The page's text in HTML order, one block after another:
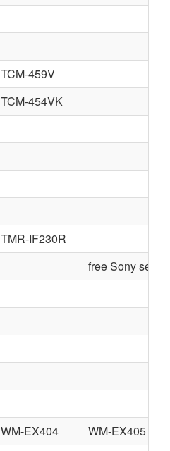
TCM-459V
TCM-454VK
TMR-IF230R
free Sony
WM-EX404
WM-EX405